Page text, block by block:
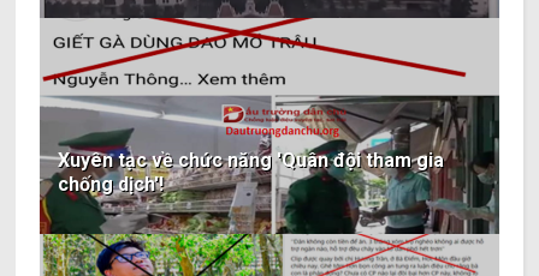
Xuyên tạc về chức năng 'Quân đội tham gia
chống dịch'!